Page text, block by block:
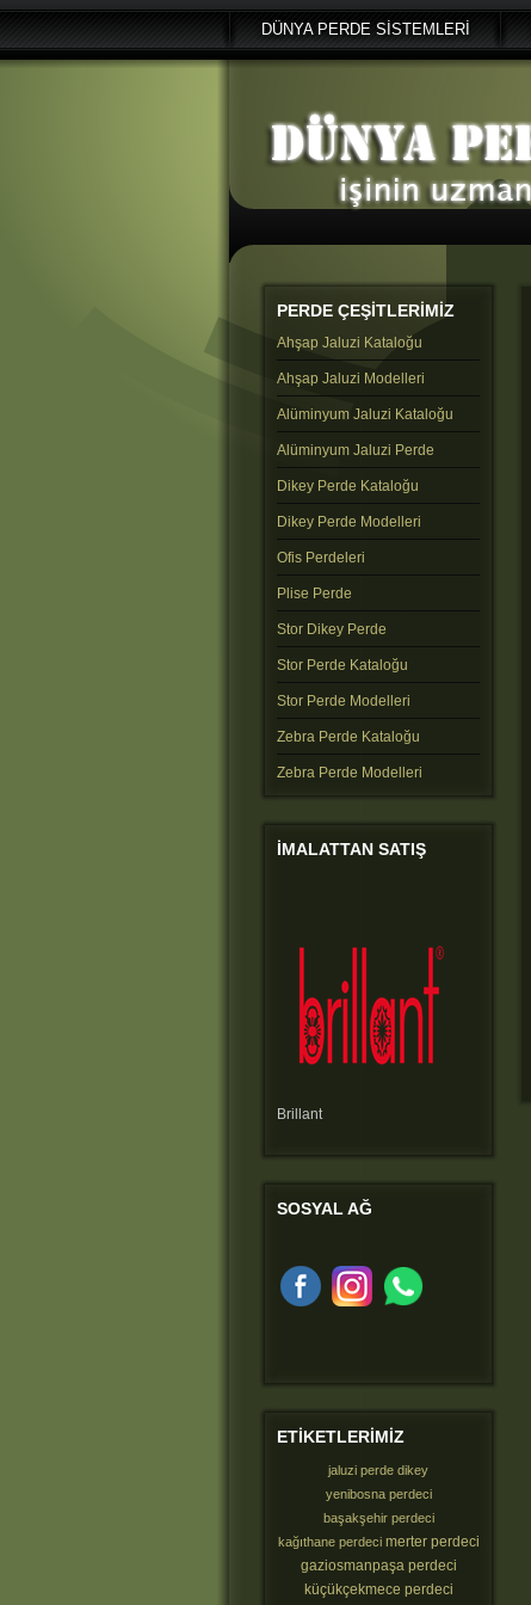
DÜNYA PERDE SİSTEMLERİ
PERDE ÇEŞİTLERİMİZ
Ahşap Jaluzi Kataloğu
Ahşap Jaluzi Modelleri
Alüminyum Jaluzi Kataloğu
Alüminyum Jaluzi Perde
Dikey Perde Kataloğu
Dikey Perde Modelleri
Ofis Perdeleri
Plise Perde
Stor Dikey Perde
Stor Perde Kataloğu
Stor Perde Modelleri
Zebra Perde Kataloğu
Zebra Perde Modelleri
IMALATTAN SATIŞ
Brillant
SOSYAL AĞ
ETIKETLERIMIZ
jaluzi perde dikey
yenibosna perdeci
başakşehir perdeci
kağıthane perdeci merter perdeci
gaziosmanpaşa perdeci
küçükçekmece perdeci